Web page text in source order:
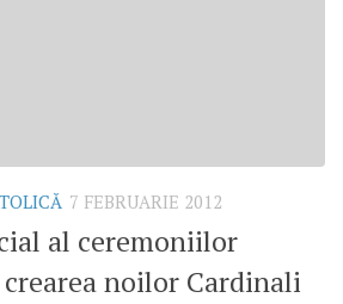
7 FEBRUARIE 2012
al ceremoniilor
noilor Cardinali